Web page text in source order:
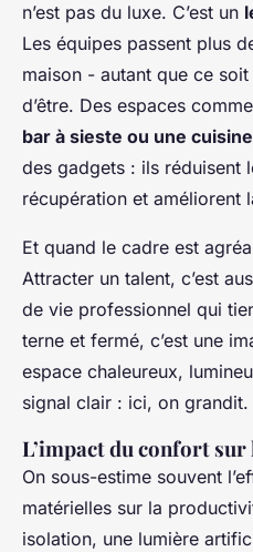
n’est pas du luxe. C’est un
Les équipes passent plus
maison - autant que ce
d’être. Des espaces
bar à sieste ou une
des gadgets : ils réduisent
récupération et améliorent
Et quand le cadre est
Attracter un talent, c’est
de vie professionnel qui
terne et fermé, c’est une
espace chaleureux,
signal clair : ici, on grandit.
L’impact du confort
On sous-estime souvent
matérielles sur la
isolation, une lumière